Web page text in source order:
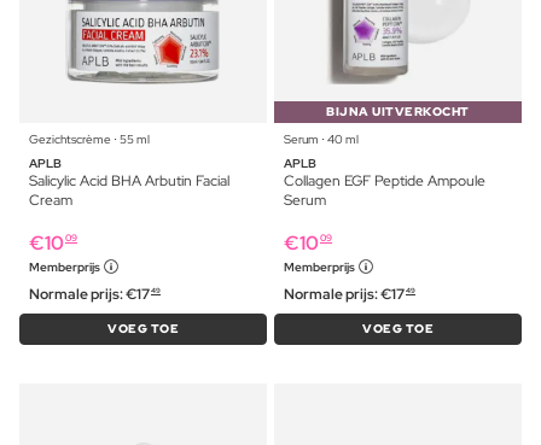
Gezichtscrème ⋅ 55 ml
APLB
Salicylic Acid BHA Arbutin Facial
Cream
€1009
Memberprijs
Normale prijs:€1749
VOEG TOE
BIJNA UITVERKOCHT
Serum ⋅ 40 ml
APLB
Collagen EGF Peptide Ampoule
Serum
€1009
Memberprijs
Normale prijs:€1749
VOEG TOE